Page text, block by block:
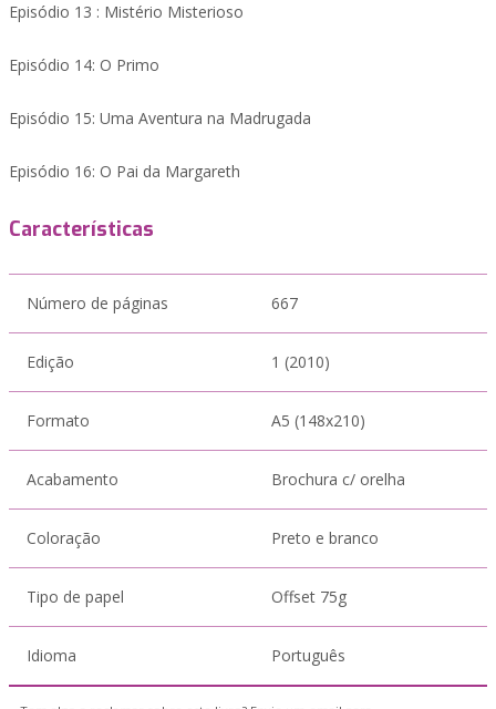
Episódio 13 : Mistério Misterioso
Episódio 14: O Primo
Episódio 15: Uma Aventura na Madrugada
Episódio 16: O Pai da Margareth
Características
Número de páginas 667
Edição 1 (2010)
Formato A5 (148x210)
Acabamento Brochura c/ orelha
Coloração Preto e branco
Tipo de papel Offset 75g
Idioma Português